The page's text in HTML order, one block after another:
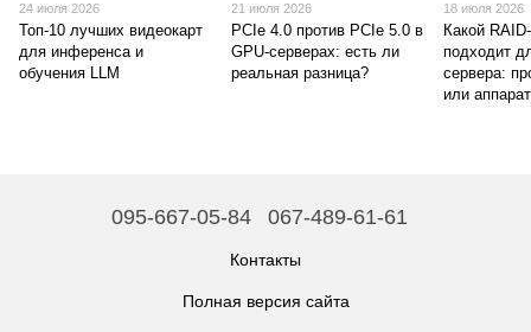
24 июля 2026
Топ-10 лучших видеокарт
для инференса и
обучения LLM
21 июля 2026
PCIe 4.0 против PCIe 5.0 в
GPU-серверах: есть ли
реальная разница?
18 июля 2026
Какой
подходит
сервера:
или
095-667-05-84 067-489-61-61
Контакты
Полная версия сайта